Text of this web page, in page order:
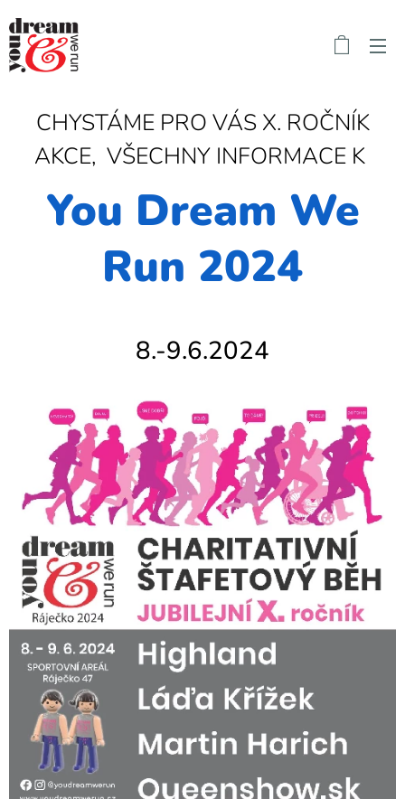
CHYSTÁME PRO VÁS X. ROČNÍK
AKCE, VŠECHNY INFORMACE K
You Dream We
Run 2024
8.-9.6.2024